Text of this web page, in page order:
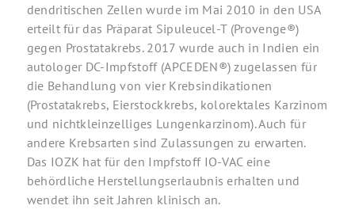
dendritischen Zellen wurde im Mai 2010 in den USA
erteilt für das Präparat Sipuleucel-T (Provenge®)
gegen Prostatakrebs. 2017 wurde auch in Indien ein
autologer DC-Impfstoff (APCEDEN®) zugelassen für
die Behandlung von vier Krebsindikationen
(Prostatakrebs, Eierstockkrebs, kolorektales Karzinom
und nichtkleinzelliges Lungenkarzinom). Auch für
andere Krebsarten sind Zulassungen zu erwarten.
Das IOZK hat für den Impfstoff IO-VAC eine
behördliche Herstellungserlaubnis erhalten und
wendet ihn seit Jahren klinisch an.